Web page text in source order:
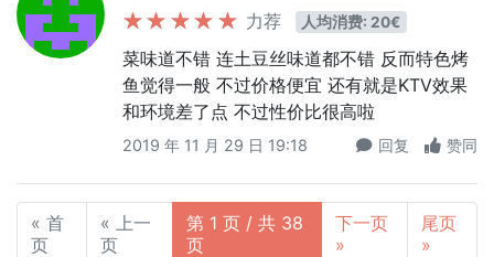
力荐
人均消费: 20€
菜味道不错 连土豆丝味道都不错 反而特色烤
鱼觉得一般 不过价格便宜 还有就是KTV效果
和环境差了点 不过性价比很高啦
2019 年 11 月 29 日 19:18 回复 赞同
« 首
页
« 上一
页
第 1 页 / 共 38
页
下一页
»
尾页
»